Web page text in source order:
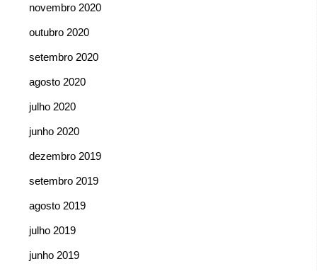
novembro 2020
outubro 2020
setembro 2020
agosto 2020
julho 2020
junho 2020
dezembro 2019
setembro 2019
agosto 2019
julho 2019
junho 2019